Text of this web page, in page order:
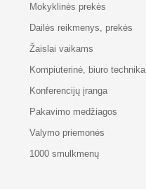
Mokyklinės prekės
Dailės reikmenys, prekės
Žaislai vaikams
Kompiuterinė, biuro technika
Konferencijų įranga
Pakavimo medžiagos
Valymo priemonės
1000 smulkmenų